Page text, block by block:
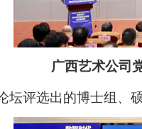
广西艺术公司
评选出的博士组、